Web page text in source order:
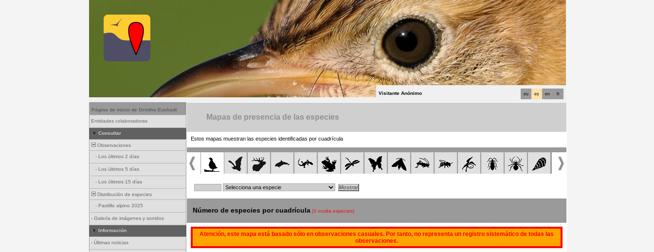
fr
en
es
eu
Visitante Anónimo
Página de inicio de Ornitho Euskadi
Entidades colaboradoras
Consultar
Observaciones
- Los últimos 2 días
- Los últimos 5 días
- Los últimos 15 días
Distribución de especies
- Pardillo alpino 2025
- Galería de imágenes y sonidos
Información
- Últimas noticias
Mapas de presencia de las especies
Estos mapas muestran las especies identificadas por cuadrícula
Número de especies por cuadrícula (3 oculta especies)
Atención, este mapa está basado sólo en observaciones casuales. Por tanto, no representa un registro sistemático de todas las
observaciones.